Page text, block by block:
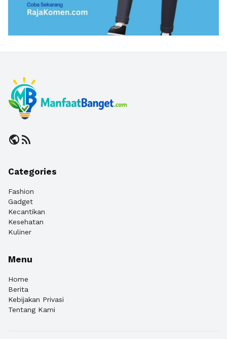
publicrss_feed
Categories
Fashion
Gadget
Kecantikan
Kesehatan
Kuliner
Menu
Home
Berita
Kebijakan Privasi
Tentang Kami